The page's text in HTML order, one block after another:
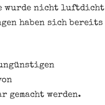
wurde nicht luftdicht
haben sich bereits
werden.